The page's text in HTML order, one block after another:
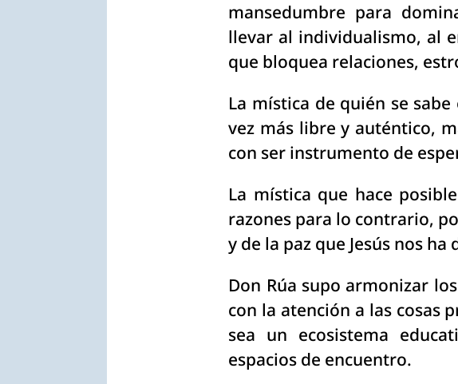
mansedumbre para
llevar al individualismo, al
que bloquea relaciones,
La mística de quién se
vez más libre y auténtico,
con ser instrumento de
La mística que hace
razones para lo contrario,
y de la paz que Jesús nos ha
Don Rúa supo armonizar
con la atención a las cosas
sea un ecosistema
espacios de encuentro.